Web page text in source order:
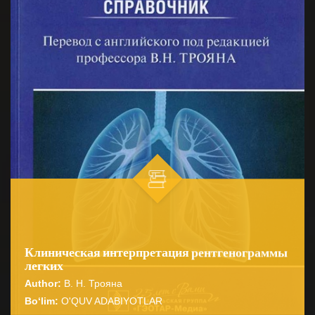
Клиническая интерпретация рентгенограммы
легких
Author: В. Н. Трояна
Bo‘lim: O'QUV ADABIYOTLAR